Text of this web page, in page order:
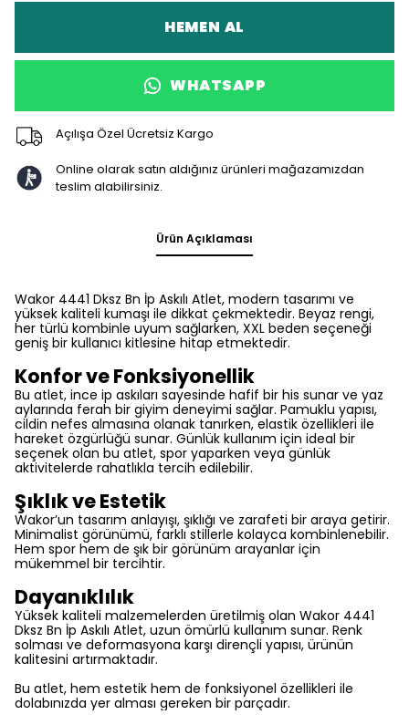
HEMEN AL
WHATSAPP
Açılışa Özel Ücretsiz Kargo
Online olarak satın aldığınız ürünleri mağazamızdan
teslim alabilirsiniz.
Ürün Açıklaması
Wakor 4441 Dksz Bn İp Askılı Atlet, modern tasarımı ve
yüksek kaliteli kumaşı ile dikkat çekmektedir. Beyaz rengi,
her türlü kombinle uyum sağlarken, XXL beden seçeneği
geniş bir kullanıcı kitlesine hitap etmektedir.
Konfor ve Fonksiyonellik
Bu atlet, ince ip askıları sayesinde hafif bir his sunar ve yaz
aylarında ferah bir giyim deneyimi sağlar. Pamuklu yapısı,
cildin nefes almasına olanak tanırken, elastik özellikleri ile
hareket özgürlüğü sunar. Günlük kullanım için ideal bir
seçenek olan bu atlet, spor yaparken veya günlük
aktivitelerde rahatlıkla tercih edilebilir.
Şıklık ve Estetik
Wakor’un tasarım anlayışı, şıklığı ve zarafeti bir araya getirir.
Minimalist görünümü, farklı stillerle kolayca kombinlenebilir.
Hem spor hem de şık bir görünüm arayanlar için
mükemmel bir tercihtir.
Dayanıklılık
Yüksek kaliteli malzemelerden üretilmiş olan Wakor 4441
Dksz Bn İp Askılı Atlet, uzun ömürlü kullanım sunar. Renk
solması ve deformasyona karşı dirençli yapısı, ürünün
kalitesini artırmaktadır.
Bu atlet, hem estetik hem de fonksiyonel özellikleri ile
dolabınızda yer alması gereken bir parçadır.